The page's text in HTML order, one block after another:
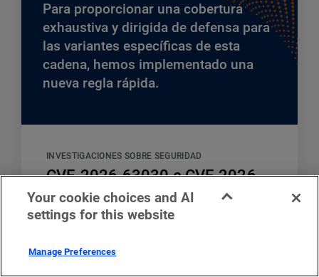
Para proporcionar una cobertura
exhaustiva y dirigida de defensa para
las variantes específicas de esta
cadena, hemos implementado una
nueva regla rápida.
INVESTIGACIONES SOBRE SEGURIDAD
CVE-2026-63030 e CVE-2026-
60137: Mitigación de una
cadena RCE no autenticada
Your cookie choices and AI
settings for this website
Manage Preferences